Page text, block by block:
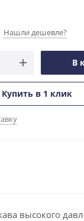
Нашли дешевле?
В
Купить в 1 клик
высокого